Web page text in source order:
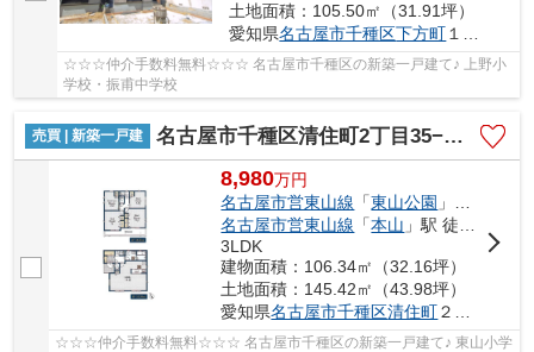
土地面積：105.50㎡（31.91坪）
愛知県名古屋市千種区下方町 １丁目51-1
☆☆☆仲介手数料無料☆☆☆ 名古屋市千種区の新築一戸建て♪ 上野小
学校・振甫中学校
売買 | 新築一戸建 名古屋市千種区清住町2丁目35−29【仲介手数料無料】新築一戸建て
8,980万円
名古屋市営東山線 「東山公園 」駅 徒歩7分
名古屋市営東山線 「本山 」駅 徒歩11分
3LDK
建物面積：106.34㎡（32.16坪）
土地面積：145.42㎡（43.98坪）
愛知県名古屋市千種区清住町２丁目35-29
☆☆☆仲介手数料無料☆☆☆ 名古屋市千種区の新築一戸建て♪ 東山小学